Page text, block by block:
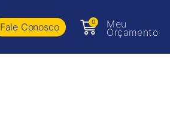
Fale Conosco 0 Meu
Orçamento